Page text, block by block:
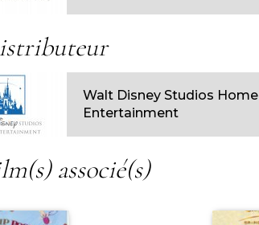
Walt Disney Studios Home
Entertainment
associé(s)